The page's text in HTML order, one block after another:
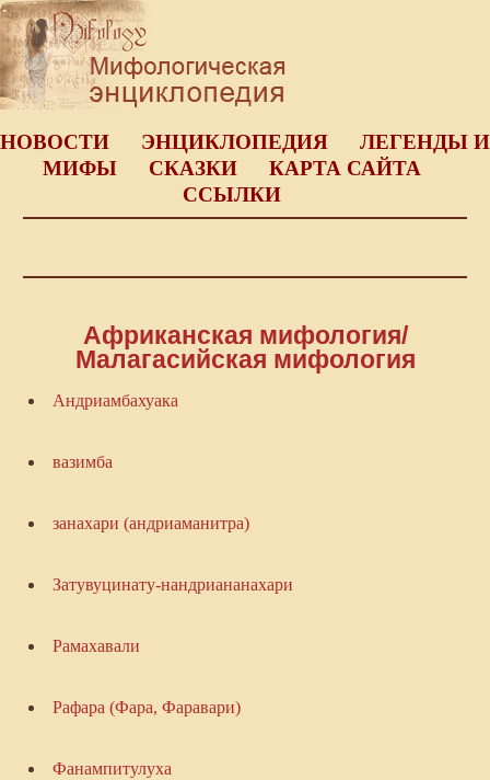
НОВОСТИ ЭНЦИКЛОПЕДИЯ
ЛЕГЕНДЫ И
МИФЫ
СКАЗКИ
КАРТА САЙТА
ССЫЛКИ
Африканская мифология/
Малагасийская мифология
Андриамбахуака
вазимба
занахари (андриаманитра)
Затувуцинату-нандриананахари
Рамахавали
Рафара (Фара, Фаравари)
Фанампитулуха